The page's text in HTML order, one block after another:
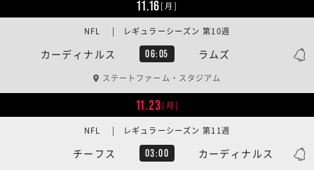
11.16[月]
カーディナルス 06:05 ラムズ
NFL | レギュラーシーズン 第10週
ステートファーム・スタジアム
11.23[月]
チーフス 03:00 カーディナルス
NFL | レギュラーシーズン 第11週